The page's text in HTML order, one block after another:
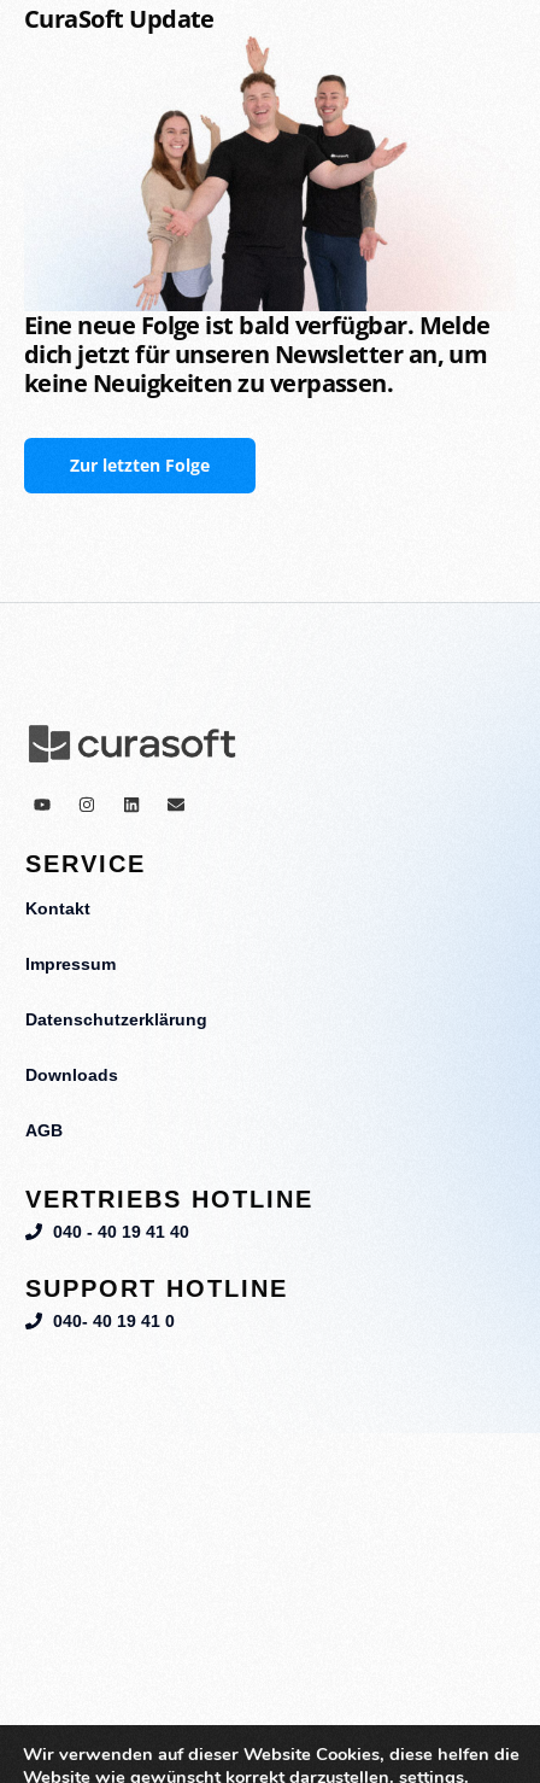
CuraSoft Update
Eine neue Folge ist bald verfügbar. Melde
dich jetzt für unseren Newsletter an, um
keine Neuigkeiten zu verpassen.
Zur letzten Folge
SERVICE
Kontakt
Impressum
Datenschutzerklärung
Downloads
AGB
VERTRIEBS HOTLINE
040 - 40 19 41 40
SUPPORT HOTLINE
040- 40 19 41 0
Wir verwenden auf dieser Website Cookies, diese helfen die
Website wie gewünscht korrekt darzustellen. settings.